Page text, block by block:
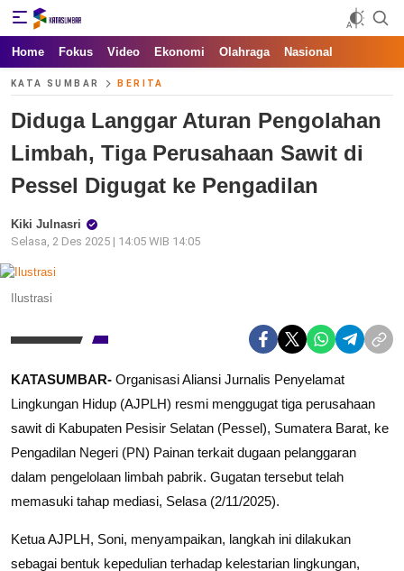
Kata Sumbar
Berita Sumbar Hari Ini
Home Fokus Video Ekonomi Olahraga Nasional
KATA SUMBAR BERITA
Diduga Langgar Aturan Pengolahan
Limbah, Tiga Perusahaan Sawit di
Pessel Digugat ke Pengadilan
Kiki Julnasri
Selasa, 2 Des 2025 | 14:05 WIB 14:05
Ilustrasi
KATASUMBAR- Organisasi Aliansi Jurnalis Penyelamat
Lingkungan Hidup (AJPLH) resmi menggugat tiga perusahaan
sawit di Kabupaten Pesisir Selatan (Pessel), Sumatera Barat, ke
Pengadilan Negeri (PN) Painan terkait dugaan pelanggaran
dalam pengelolaan limbah pabrik. Gugatan tersebut telah
memasuki tahap mediasi, Selasa (2/11/2025).
Ketua AJPLH, Soni, menyampaikan, langkah ini dilakukan
sebagai bentuk kepedulian terhadap kelestarian lingkungan,